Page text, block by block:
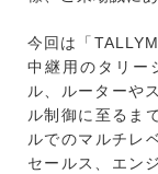
今回は「
中継用のタリー
ル、ルーターや
ル制御に至るま
ルでのマルチレ
セールス、エン